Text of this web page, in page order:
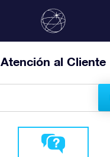
Atención al Cliente